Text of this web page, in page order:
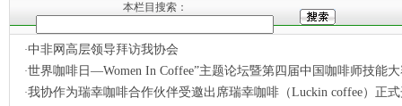
本栏目搜索：
·中非网高层领导拜访我协会
·世界咖啡日—Women In Coffee”主题论坛暨第四届中国咖啡师技能
·我协作为瑞幸咖啡合作伙伴受邀出席瑞幸咖啡（Luckin coffee）正